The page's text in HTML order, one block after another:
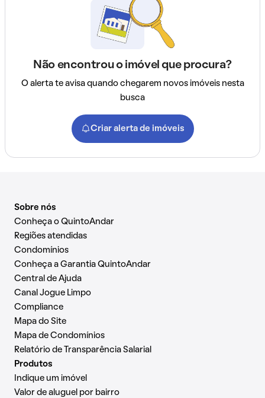
Não encontrou o imóvel que procura?
O alerta te avisa quando chegarem novos imóveis nesta
busca
Criar alerta de imóveis
Sobre nós
Conheça o QuintoAndar
Regiões atendidas
Condomínios
Conheça a Garantia QuintoAndar
Central de Ajuda
Canal Jogue Limpo
Compliance
Mapa do Site
Mapa de Condomínios
Relatório de Transparência Salarial
Produtos
Indique um imóvel
Valor de aluguel por bairro